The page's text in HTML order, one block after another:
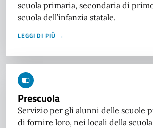
scuola primaria, secondaria di
scuola dell’infanzia statale.
LEGGI DI PIÙ →
Prescuola
Servizio per gli alunni delle scuole
di fornire loro, nei locali della